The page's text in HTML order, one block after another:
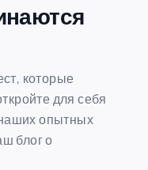
которые
для себя
опытных
блог о